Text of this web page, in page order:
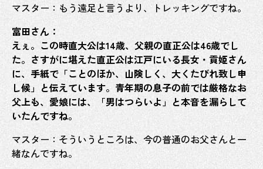
マスター：もう遠足と言うより、トレッキングですね。
富田さん：
えぇ。この時直大公は14歳、父親の直正公は46歳でし
た。さすがに堪えた直正公は江戸にいる長女・貢姫さん
に、手紙で「ことのほか、山険しく、大くたびれ致し申
し候」と伝えています。青年期の息子の前では厳格なお
父上も、愛娘には、「男はつらいよ」と本音を漏らして
いたんですね。
マスター：そういうところは、今の普通のお父さんと一
緒なんですね。